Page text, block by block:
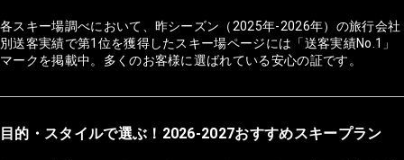
各スキー場調べにおいて、昨シーズン（2025年-2026年）の旅行会社
別送客実績で第1位を獲得したスキー場ページには「送客実績No.1」
マークを掲載中。多くのお客様に選ばれている安心の証です。
目的・スタイルで選ぶ！2026-2027おすすめスキープラン